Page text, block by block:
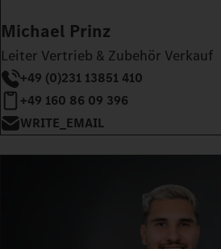
Michael Prinz
Leiter Vertrieb & Zubehör Verkauf
+49 (0)231 13851 410
+49 160 86 09 396
WRITE_EMAIL